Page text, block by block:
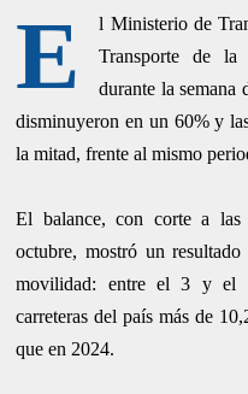
E
l Ministerio de
Transporte de
durante la semana
disminuyeron en un 60% y
la mitad, frente al mismo
El balance, con corte a
octubre, mostró un
movilidad: entre el 3 y el
carreteras del país más de
que en 2024.